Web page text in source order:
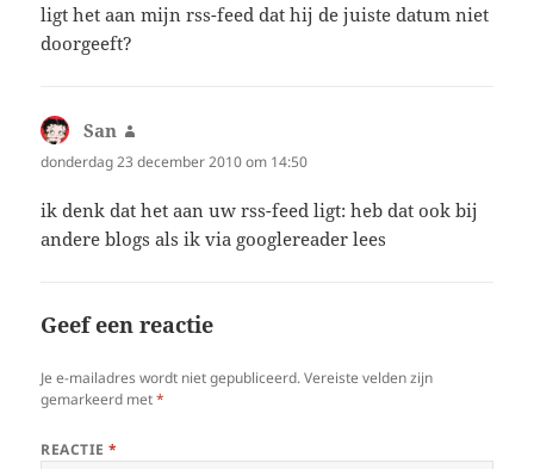
ligt het aan mijn rss-feed dat hij de juiste datum niet
doorgeeft?
San
donderdag 23 december 2010 om 14:50
ik denk dat het aan uw rss-feed ligt: heb dat ook bij
andere blogs als ik via googlereader lees
Geef een reactie
Je e-mailadres wordt niet gepubliceerd. Vereiste velden zijn
gemarkeerd met*
REACTIE*